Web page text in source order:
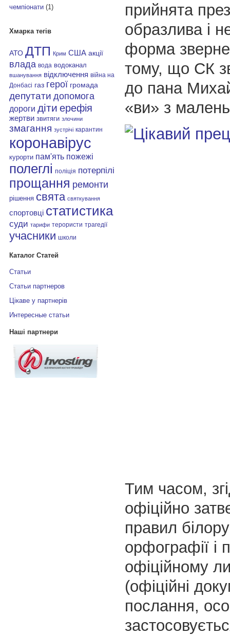
чемпіонати(1)
Хмарка тегів
АТО ДТП Крим США акції
влада вода водоканал
вшанування відключення війна на
Донбасі газ герої громада
депутати допомога
дороги діти ерефія
жертви звитяги злочини
змагання зустрічі карантин
коронавірус
курорти пам'ять пожежі
полеглі поліція потерпілі
прощання ремонти
рішення свята святкування
спортовці статистика
суди тарифи терористи трагедії
учасники школи
Каталог Статей
Статьи
Статьи партнеров
Цікаве у партнерів
Интересные статьи
Наші партнери
прийнята
образлива і
форма
тому, що СК
до пана
«ви» з
Тим часом,
офіційно
правил
орфографії і
офіційному
(офіційні
послання,